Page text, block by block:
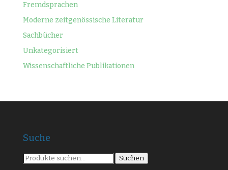
Fremdsprachen
Moderne zeitgenössische Literatur
Sachbücher
Unkategorisiert
Wissenschaftliche Publikationen
Suche
Suche
nach:
Suchen